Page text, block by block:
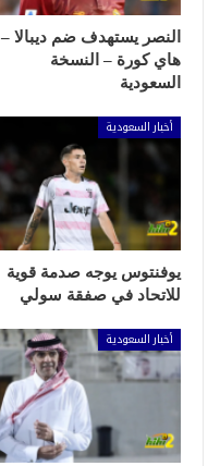
النصر يستهدف ضم ديبالا –
هاي كورة – النسخة
السعودية
أخبار السعودية
يوفنتوس يوجه صدمة قوية
للاتحاد في صفقة سولي
أخبار السعودية